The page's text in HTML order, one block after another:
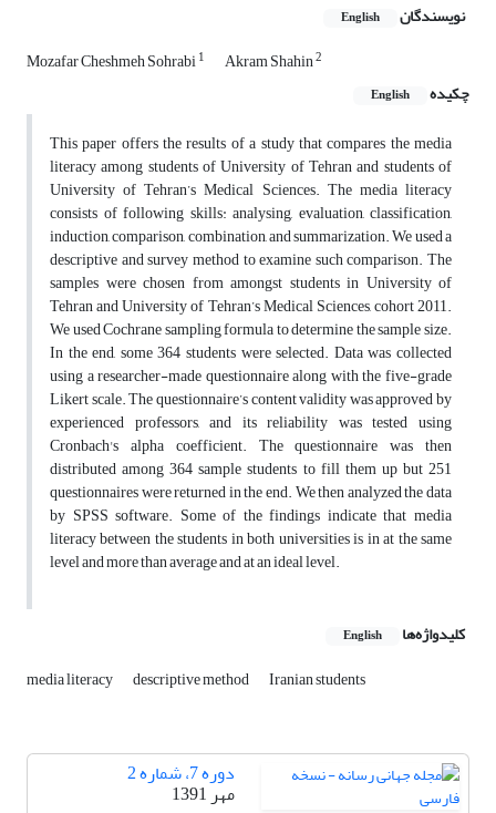
نویسندگان English
Mozafar Cheshmeh Sohrabi1 Akram Shahin2
چکیده English
This paper offers the results of a study that compares the media
literacy among students of University of Tehran and students of
University of Tehran’s Medical Sciences. The media literacy
consists of following skills: analysing, evaluation, classification,
induction, comparison, combination, and summarization. We used a
descriptive and survey method to examine such comparison. The
samples were chosen from amongst students in University of
Tehran and University of Tehran’s Medical Sciences, cohort 2011.
We used Cochrane sampling formula to determine the sample size.
In the end, some 364 students were selected. Data was collected
using a researcher-made ​​questionnaire along with the five-grade
Likert scale. The questionnaire’s content validity was approved by
experienced professors, and its reliability was tested using
Cronbach's alpha coefficient. The questionnaire was then
distributed among 364 sample students to fill them up but 251
questionnaires were returned in the end. We then analyzed the data
by SPSS software. Some of the findings indicate that media
literacy between the students in both universities is in at the same
level and more than average and at an ideal level.
کلیدواژه‌ها English
media literacy descriptive method Iranian students
دوره 7، شماره 2
مهر 1391